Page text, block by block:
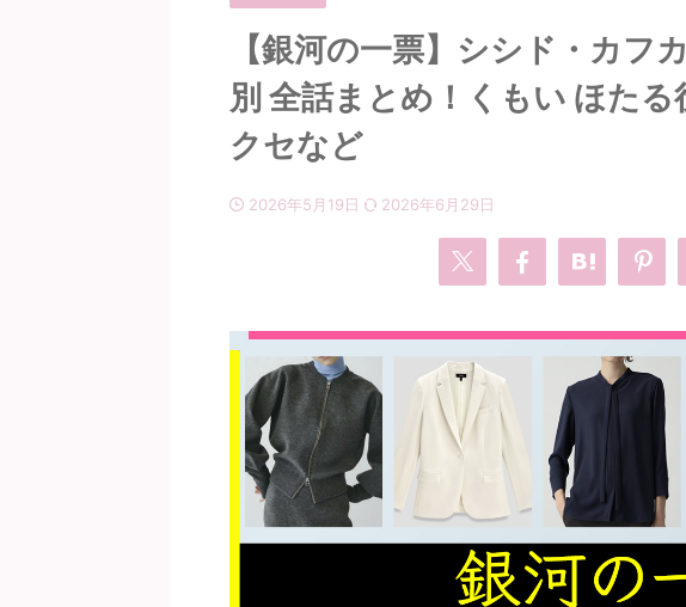
【銀河の一票】シシド・カフ
別 全話まとめ！くもい ほたる
クセなど
2026年5月19日 2026年6月29日